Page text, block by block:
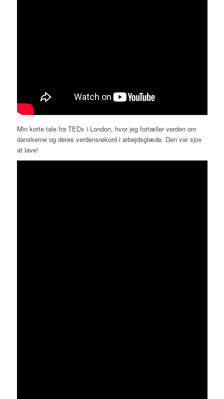
Min korte tale fra TEDx i London, hvor jeg fortæller verden om
danskerne og deres verdensrekord i arbejdsglæde. Den var sjov
at lave!